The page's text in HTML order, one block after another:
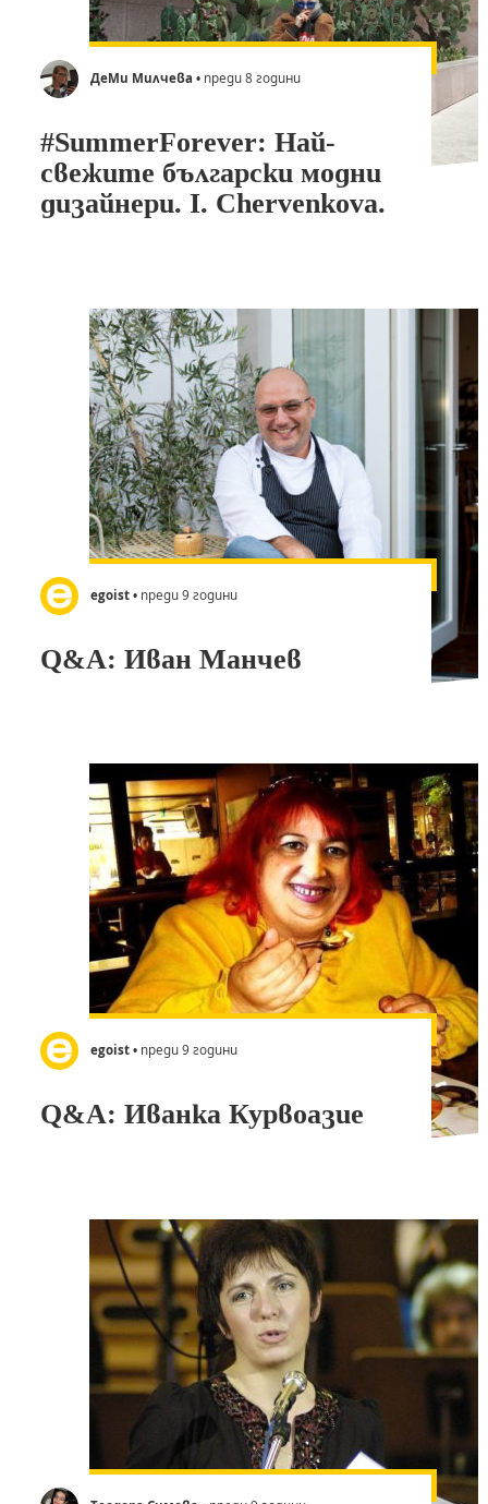
ДеМи Милчева • преди 8 години
#SummerForever: Най-
свежите български модни
дизайнери. I. Chervenkova.
egoist• преди 9 години
Q&A: Иван Манчев
egoist• преди 9 години
Q&A: Иванка Курвоазие